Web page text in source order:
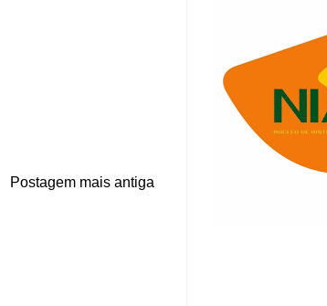
Postagem mais antiga